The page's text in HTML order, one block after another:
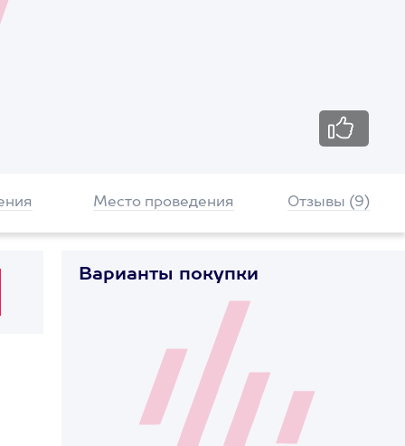
Место проведения Отзывы (9)
Варианты покупки